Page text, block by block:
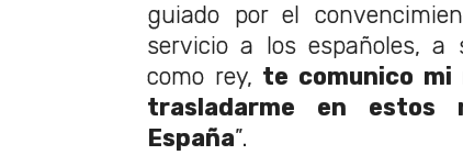
guiado por el
servicio a los españoles,
como rey, te comunico mi
trasladarme en estos
España”.